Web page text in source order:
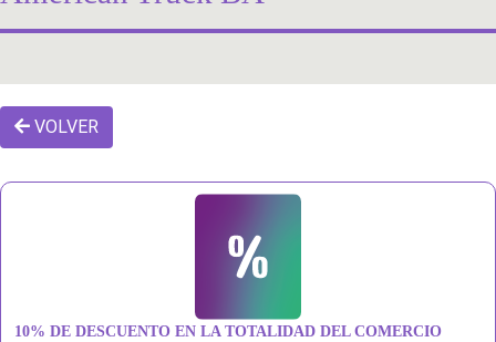
VOLVER
10% DE DESCUENTO EN LA TOTALIDAD DEL COMERCIO